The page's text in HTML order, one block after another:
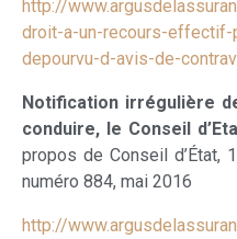
http://
droit-a-un-recours-effectif-
depourvu-d-avis-de-
Notification irrégulière
conduire, le Conseil
propos de Conseil d’État,
numéro 884, mai 2016
http://